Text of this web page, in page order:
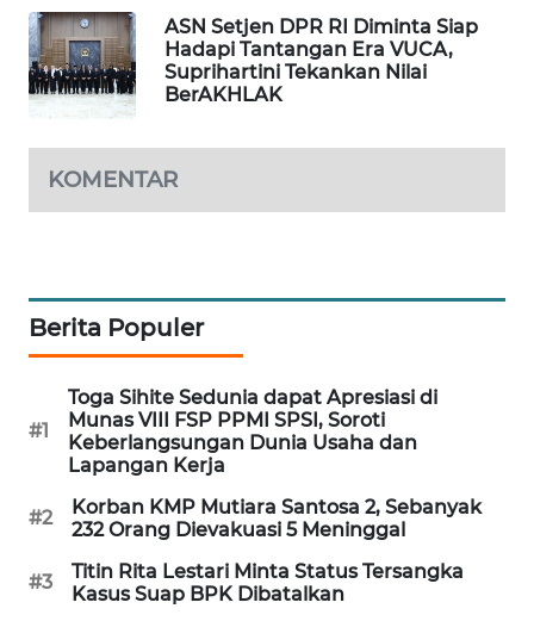
ASN Setjen DPR RI Diminta Siap
Hadapi Tantangan Era VUCA,
Suprihartini Tekankan Nilai
BerAKHLAK
KOMENTAR
Berita Populer
#1
Toga Sihite Sedunia dapat Apresiasi di
Munas VIII FSP PPMI SPSI, Soroti
Keberlangsungan Dunia Usaha dan
Lapangan Kerja
#2
Korban KMP Mutiara Santosa 2, Sebanyak
232 Orang Dievakuasi 5 Meninggal
#3
Titin Rita Lestari Minta Status Tersangka
Kasus Suap BPK Dibatalkan
WAHANA
PERSONA
WAHANA
OTOMOTIF
WAHANA
LAPAK
WAHANA
Wahana
KONSUMEN